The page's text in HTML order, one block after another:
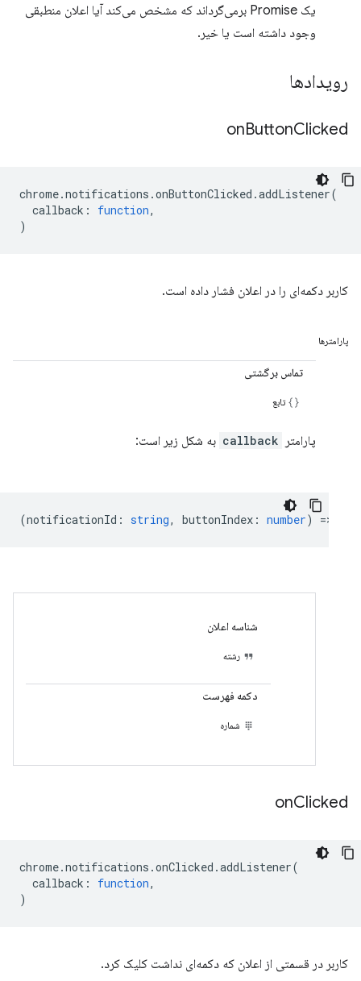
یک Promise برمی‌گرداند که مشخص می‌کند آیا اعلان منطبقی
وجود داشته است یا خیر.
رویدادها
onButtonClicked
chrome.notifications .onButtonClicked .addListener(
callback : function,
)
کاربر دکمه‌ای را در اعلان فشار داده است.
پارامترها
تماس برگشتی
تابع
پارامتر callback به شکل زیر است:
(notificationId : string, buttonIndex : number) =>
شناسه اعلان
رشته
دکمه فهرست
شماره
onClicked
chrome.notifications .onClicked .addListener(
callback : function,
)
کاربر در قسمتی از اعلان که دکمه‌ای نداشت کلیک کرد.